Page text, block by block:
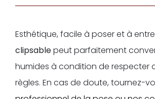
Esthétique, facile à poser et à
clipsablepeut parfaitement
humides à condition de respecter
règles. En cas de doute, tournez-